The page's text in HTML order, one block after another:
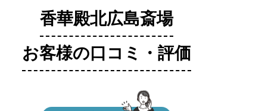
香華殿北広島斎場
お客様の口コミ・評価